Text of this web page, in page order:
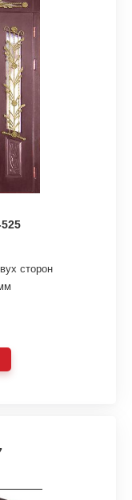
сторон